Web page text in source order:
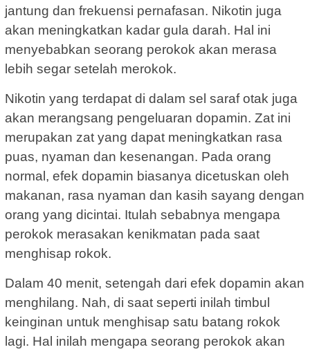
jantung dan frekuensi pernafasan. Nikotin juga
akan meningkatkan kadar gula darah. Hal ini
menyebabkan seorang perokok akan merasa
lebih segar setelah merokok.
Nikotin yang terdapat di dalam sel saraf otak juga
akan merangsang pengeluaran dopamin. Zat ini
merupakan zat yang dapat meningkatkan rasa
puas, nyaman dan kesenangan. Pada orang
normal, efek dopamin biasanya dicetuskan oleh
makanan, rasa nyaman dan kasih sayang dengan
orang yang dicintai. Itulah sebabnya mengapa
perokok merasakan kenikmatan pada saat
menghisap rokok.
Dalam 40 menit, setengah dari efek dopamin akan
menghilang. Nah, di saat seperti inilah timbul
keinginan untuk menghisap satu batang rokok
lagi. Hal inilah mengapa seorang perokok akan